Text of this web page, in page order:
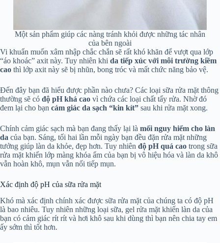
Một sản phẩm giúp các nàng tránh khỏi được những tác nhân
của bên ngoài
Vi khuẩn muốn xâm nhập chắc chắn sẽ rất khó khăn để vượt qua lớp
“áo khoác” axit này. Tuy nhiên khi da tiếp xúc với môi trường kiềm
cao thì lớp axit này sẽ bị nhũn, bong tróc và mất chức năng bảo vệ.
Đến đây bạn đã hiểu được phần nào chưa? Các loại sữa rửa mặt thông
thường sẽ có độ pH khá cao vì chứa các loại chất tẩy rửa. Nhờ đó
đem lại cho bạn cảm giác da sạch “kin kít” sau khi rửa mặt xong.
Chính cảm giác sạch mà bạn đang thấy lại là mối nguy hiểm cho làn
da của bạn. Sáng, tối hai lần mỗi ngày bạn đều đặn rửa mặt những
tưởng giúp làn da khỏe, đẹp hơn. Tuy nhiên độ pH quá cao trong sữa
rửa mặt khiến lớp màng khóa ẩm của bạn bị vô hiệu hóa và làn da khô
vẫn hoàn khô, mụn vẫn nối tiếp mụn.
Xác định độ pH của sữa rửa mặt
Khó mà xác định chính xác được sữa rửa mặt của chúng ta có độ pH
là bao nhiêu. Tuy nhiên những loại sữa, gel rửa mặt khiến làn da của
bạn có cảm giác rít rít và hơi khô sau khi dùng thì bạn nên chia tay em
ấy sớm thì tốt hơn.